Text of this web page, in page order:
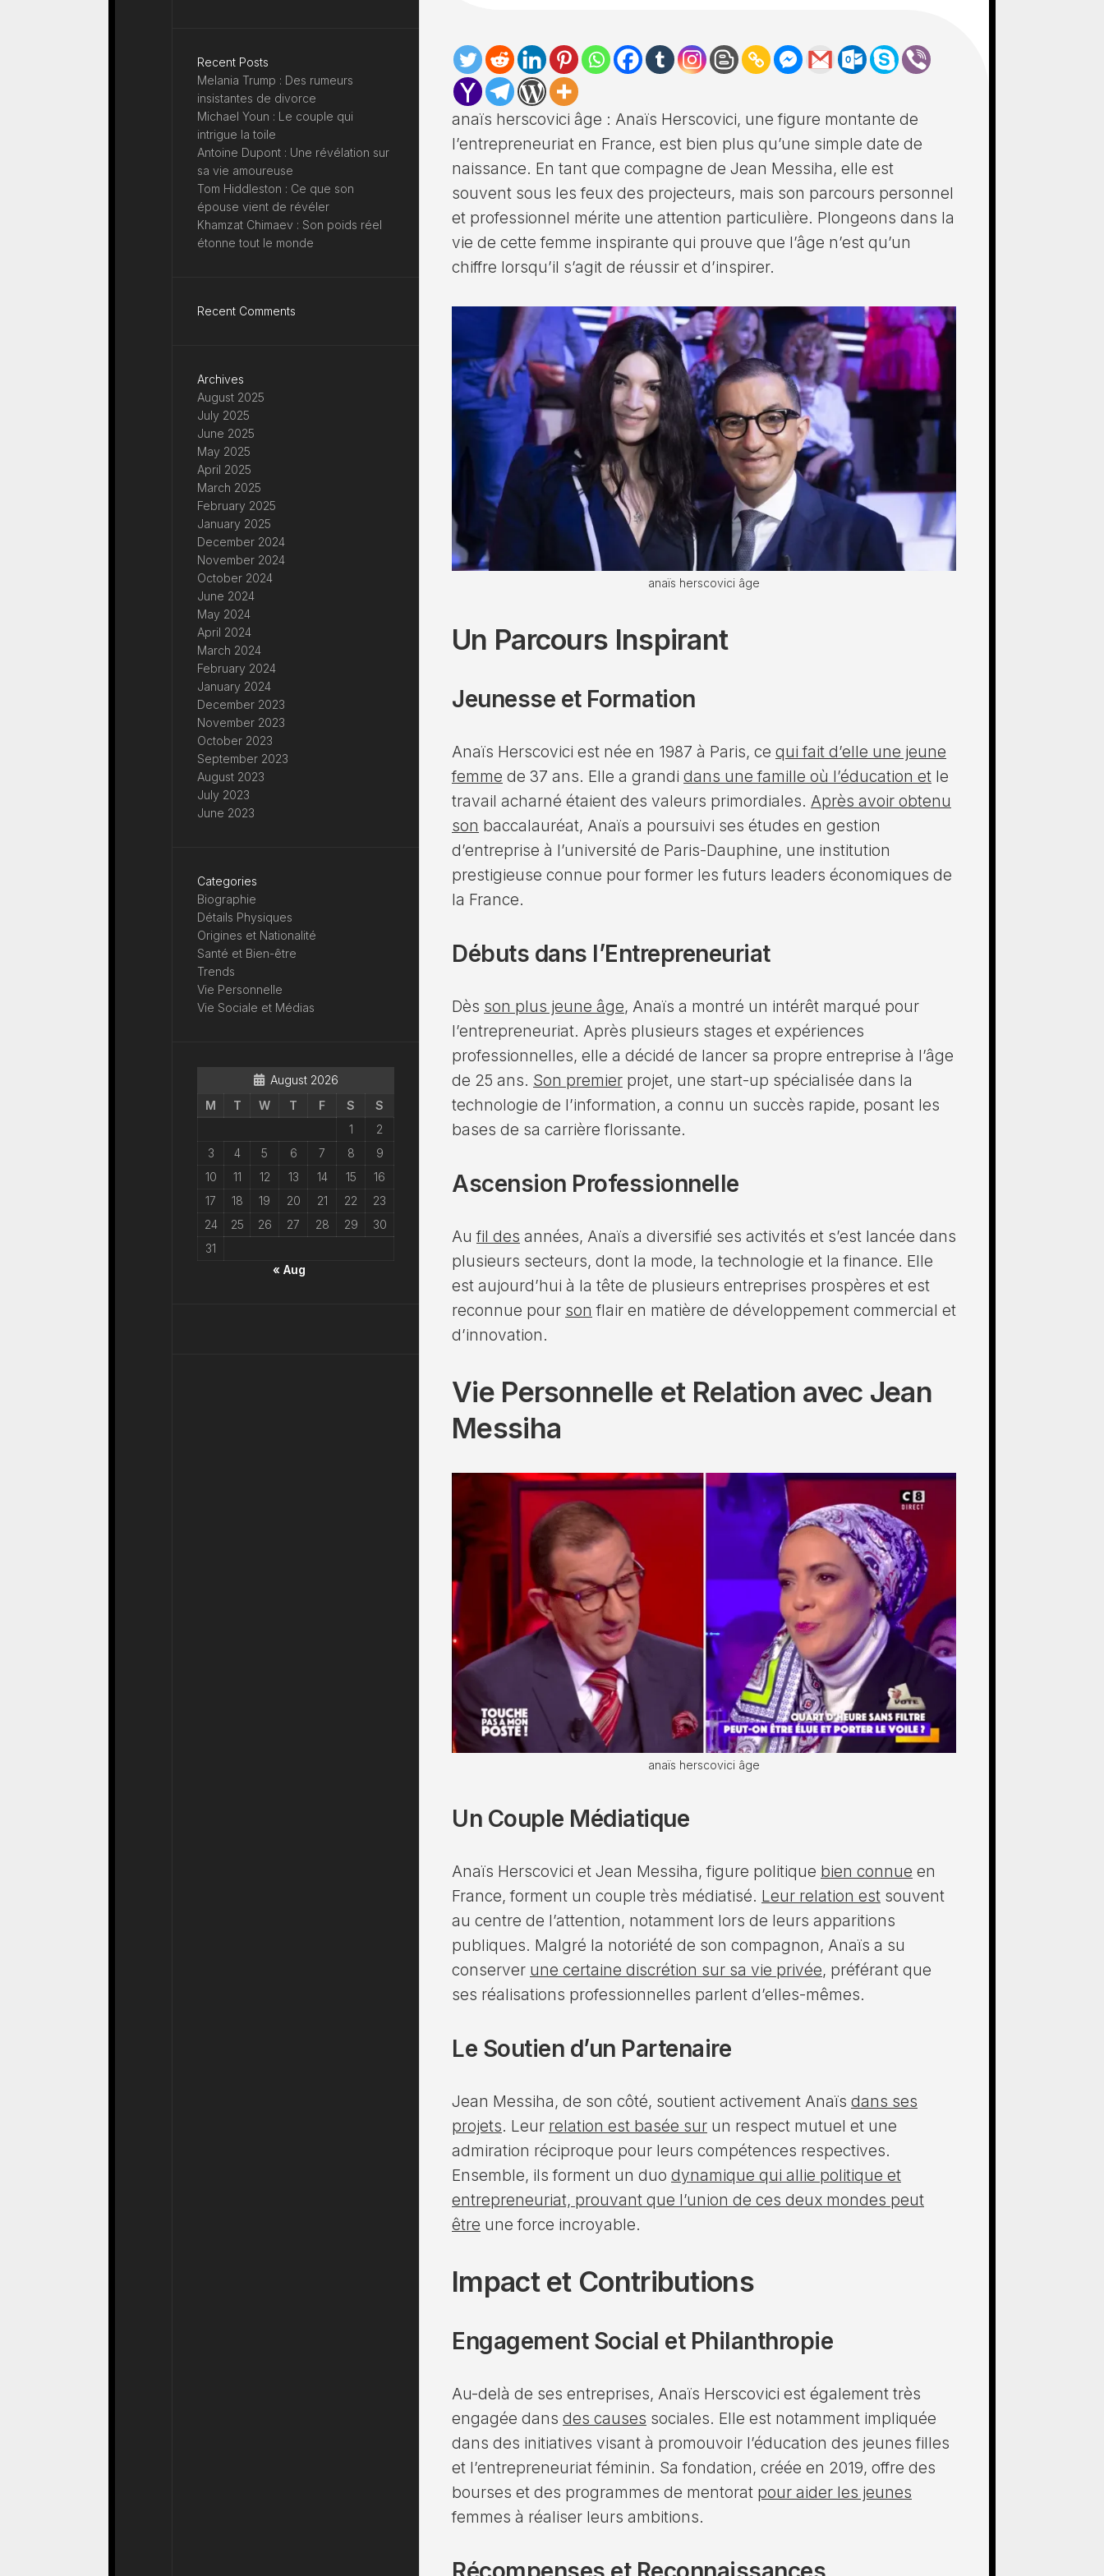
anaïs herscovici âge : Anaïs Herscovici, une figure montante de
l’entrepreneuriat en France, est bien plus qu’une simple date de
naissance. En tant que compagne de Jean Messiha, elle est
souvent sous les feux des projecteurs, mais son parcours personnel
et professionnel mérite une attention particulière. Plongeons dans la
vie de cette femme inspirante qui prouve que l’âge n’est qu’un
chiffre lorsqu’il s’agit de réussir et d’inspirer.
anaïs herscovici âge
Un Parcours Inspirant
Jeunesse et Formation
Anaïs Herscovici est née en 1987 à Paris, ce qui fait d’elle une jeune
femme de 37 ans. Elle a grandi dans une famille où l’éducation et le
travail acharné étaient des valeurs primordiales. Après avoir obtenu
son baccalauréat, Anaïs a poursuivi ses études en gestion
d’entreprise à l’université de Paris-Dauphine, une institution
prestigieuse connue pour former les futurs leaders économiques de
la France.
Débuts dans l’Entrepreneuriat
Dès son plus jeune âge, Anaïs a montré un intérêt marqué pour
l’entrepreneuriat. Après plusieurs stages et expériences
professionnelles, elle a décidé de lancer sa propre entreprise à l’âge
de 25 ans. Son premier projet, une start-up spécialisée dans la
technologie de l’information, a connu un succès rapide, posant les
bases de sa carrière florissante.
Ascension Professionnelle
Aufil des années, Anaïs a diversifié ses activités et s’est lancée dans
plusieurs secteurs, dont la mode, la technologie et la finance. Elle
est aujourd’hui à la tête de plusieurs entreprises prospères et est
reconnue pour son flair en matière de développement commercial et
d’innovation.
Vie Personnelle et Relation avec Jean
Messiha
anaïs herscovici âge
Un Couple Médiatique
Anaïs Herscovici et Jean Messiha, figure politique bien connue en
France, forment un couple très médiatisé. Leur relation est souvent
au centre de l’attention, notamment lors de leurs apparitions
publiques. Malgré la notoriété de son compagnon, Anaïs a su
conserver une certaine discrétion sur sa vie privée, préférant que
ses réalisations professionnelles parlent d’elles-mêmes.
Le Soutien d’un Partenaire
Jean Messiha, de son côté, soutient activement Anaïs dans ses
projets. Leur relation est basée sur un respect mutuel et une
admiration réciproque pour leurs compétences respectives.
Ensemble, ils forment un duo dynamique qui allie politique et
entrepreneuriat, prouvant que l’union de ces deux mondes peut
être une force incroyable.
Impact et Contributions
Engagement Social et Philanthropie
Au-delà de ses entreprises, Anaïs Herscovici est également très
engagée dans des causes sociales. Elle est notamment impliquée
dans des initiatives visant à promouvoir l’éducation des jeunes filles
et l’entrepreneuriat féminin. Sa fondation, créée en 2019, offre des
bourses et des programmes de mentorat pour aider les jeunes
femmes à réaliser leurs ambitions.
Recent Posts
Melania Trump : Des rumeurs
insistantes de divorce
Michael Youn : Le couple qui
intrigue la toile
Antoine Dupont : Une révélation sur
sa vie amoureuse
Tom Hiddleston : Ce que son
épouse vient de révéler
Khamzat Chimaev : Son poids réel
étonne tout le monde
Recent Comments
Archives
August 2025
July 2025
June 2025
May 2025
April 2025
March 2025
February 2025
January 2025
December 2024
November 2024
October 2024
June 2024
May 2024
April 2024
March 2024
February 2024
January 2024
December 2023
November 2023
October 2023
September 2023
August 2023
July 2023
June 2023
Categories
Biographie
Détails Physiques
Origines et Nationalité
Santé et Bien-être
Trends
Vie Personnelle
Vie Sociale et Médias
August 2026
M
T W T F S
S
1
2
3
4 5 6 7 8
9
10
11 12 13 14 15
16
17
18 19 20 21 22
23
24
25 26 27 28 29
30
31
« Aug